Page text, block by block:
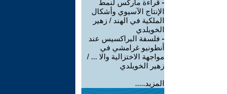
- قراءة ماركس لنمط
الإنتاج الآسيوي وأشكال
الملكية في الهند / زهير
الخويلدي
- فلسفة البراكسيس عند
أنطونيو غرامشي في
مواجهة الاختزالية والا ... /
زهير الخويلدي
المزيد.....